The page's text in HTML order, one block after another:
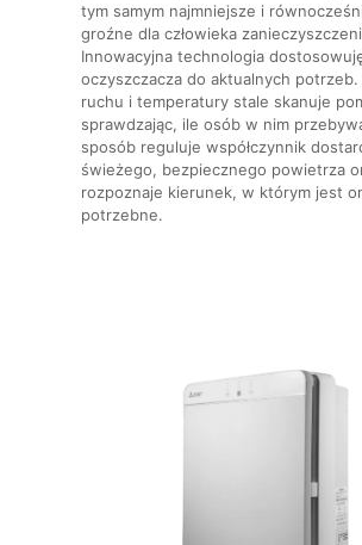
tym samym najmniejsze i
groźne dla człowieka
Innowacyjna technologia
oczyszczacza do aktualnych potrzeb.
ruchu i temperatury stale skanuje
sprawdzając, ile osób w nim
sposób reguluje współczynnik
świeżego, bezpiecznego powietrza
rozpoznaje kierunek, w którym jest
potrzebne.